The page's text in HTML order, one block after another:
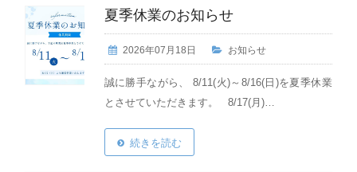
夏季休業のお知らせ
2026年07月18日 お知らせ
誠に勝手ながら、 8/11(火)～8/16(日)を夏季休業
とさせていただきます。 8/17(月)…
続きを読む